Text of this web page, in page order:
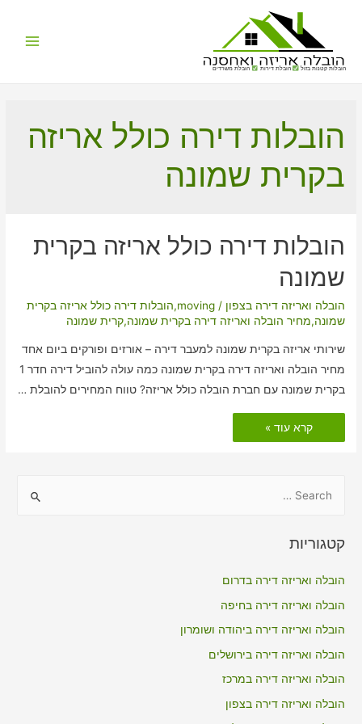
הובלות קטנות בזול הובלת דירות הובלת משרדים
הובלות דירה כולל אריזה
בקרית שמונה
הובלות דירה כולל אריזה בקרית
שמונה
הובלה ואריזה דירה בצפון /
moving
,הובלות דירה כולל אריזה בקרית
שמונה,מחיר הובלה ואריזה דירה בקרית שמונה,קרית שמונה
שירותי אריזה בקרית שמונה למעבר דירה – אורזים ופורקים ביום אחד
מחיר הובלה ואריזה דירה בקרית שמונה כמה עולה להוביל דירה חדר 1
בקרית שמונה עם חברת הובלה כולל אריזה? טווח המחירים להובלת …
הובלות
דירה
כולל
קרא עוד »
r
o
r
:
קטגוריות
הובלה ואריזה דירה בדרום
הובלה ואריזה דירה בחיפה
הובלה ואריזה דירה ביהודה ושומרון
הובלה ואריזה דירה בירושלים
הובלה ואריזה דירה במרכז
הובלה ואריזה דירה בצפון